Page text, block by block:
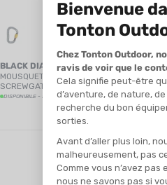
BLACK DIAMOND
MOUSQUETON VAPORLOCK
SCREWGATE
DISPONIBILE - SPEDITO IN 24/48 ORE